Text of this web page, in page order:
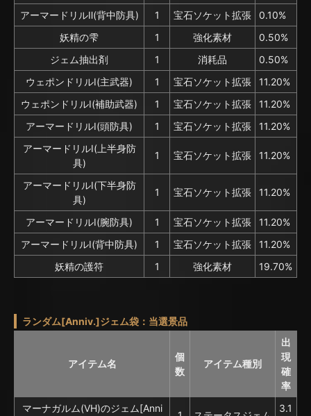
アーマードリルⅡ(背中防具)
1 宝石ソケット拡張
0.10%
妖精の雫
1 強化素材
0.50%
ジェム抽出剤
1 消耗品
0.50%
ウェポンドリルⅠ(主武器)
1 宝石ソケット拡張
11.20%
ウェポンドリルⅠ(補助武器)
1 宝石ソケット拡張
11.20%
アーマードリルⅠ(頭防具)
1 宝石ソケット拡張
11.20%
アーマードリルⅠ(上半身防
具)
1 宝石ソケット拡張 11.20%
アーマードリルⅠ(下半身防
具)
1 宝石ソケット拡張 11.20%
アーマードリルⅠ(腕防具) 1 宝石ソケット拡張
11.20%
アーマードリルⅠ(背中防具)
1 宝石ソケット拡張
11.20%
妖精の護符
1 強化素材 19.70%
ランダム[Anniv.]ジェム袋：当選景品
アイテム名
個
数
アイテム種別
出
現
確
率
マーナガルム(VH)のジェム[Anni
3.1